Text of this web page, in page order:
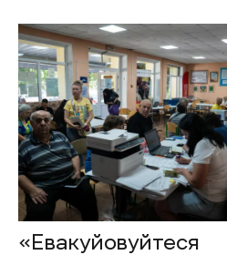
«Евакуйовуйтеся